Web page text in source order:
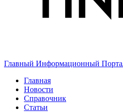
Главный Информационный
Главная
Новости
Справочник
Статьи